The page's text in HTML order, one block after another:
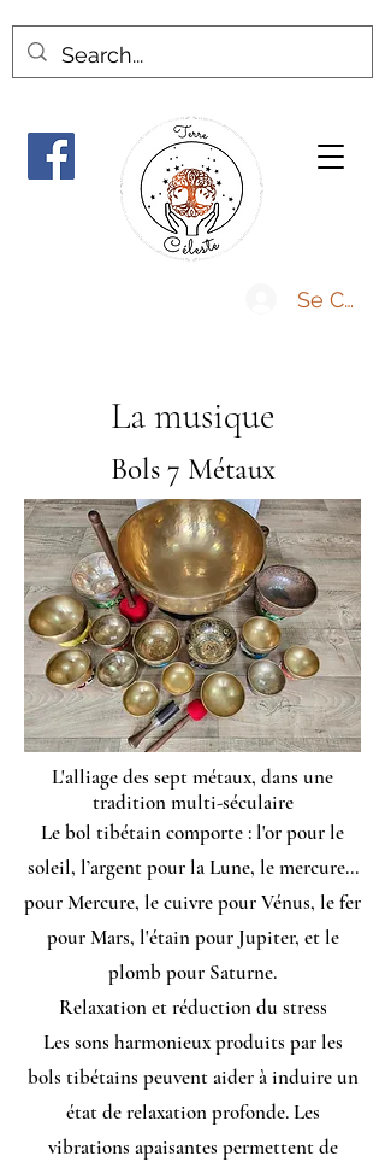
Se
La musique
Bols 7 Métaux
L'alliage des sept métaux, dans une
tradition multi-séculaire
Le bol tibétain comporte : l'or pour le
soleil, l’argent pour la Lune, le mercure...
pour Mercure, le cuivre pour Vénus, le fer
pour Mars, l'étain pour Jupiter, et le
plomb pour Saturne.
Relaxation et réduction du stress
Les sons harmonieux produits par les
bols tibétains peuvent aider à induire un
état de relaxation profonde. Les
vibrations apaisantes permettent de